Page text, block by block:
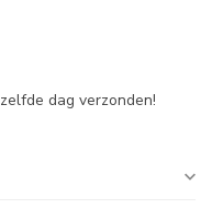
zelfde dag verzonden!